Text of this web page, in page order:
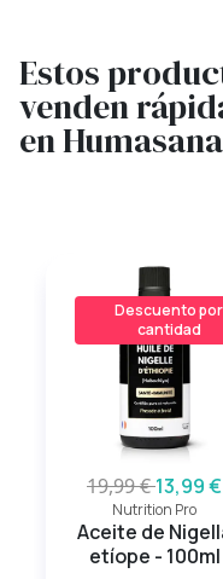
Estos
venden
en Humasana
Descuento por
cantidad
19,99 €13,99 €
Nutrition Pro
Aceite de
etíope - 100ml